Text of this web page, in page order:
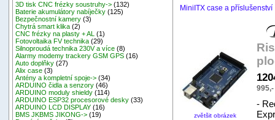
3D tisk CNC frézky soustruhy-> (132)
Baterie akumulátory nabíječky (125)
Bezpečnostní kamery (3)
Chytrá smart klika (2)
CNC frézky na plasty + AL
(1)
Fotovoltaika FV technika (29)
Silnoproudá technika 230V a více (8)
Alarmy modemy trackery GSM GPS (16)
Auto doplňky (27)
Alix case (3)
Antény a kompletní spoje-> (34)
ARDUINO čidla a senzory (46)
ARDUINO moduly shieldy (114)
ARDUINO ESP32 procesorové desky (33)
ARDUINO LCD DISPLAY (16)
BMS JKBMS JIKONG-> (19)
MiniITX case a příslušenství
zvětšit obrázek
-